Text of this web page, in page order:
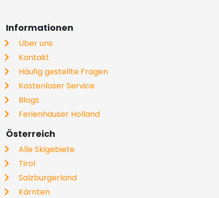
Informationen
Über uns
Kontakt
Häufig gestellte Fragen
Kostenloser Service
Blogs
Ferienhäuser Holland
Österreich
Alle Skigebiete
Tirol
Salzburgerland
Kärnten